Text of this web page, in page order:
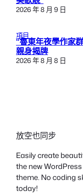
2026 年 8 月 9 日
項目
“魯東年夜學作家
親身揭牌
2026 年 8 月 8 日
放空也同步
Easily create
the new
theme. No coding
today!